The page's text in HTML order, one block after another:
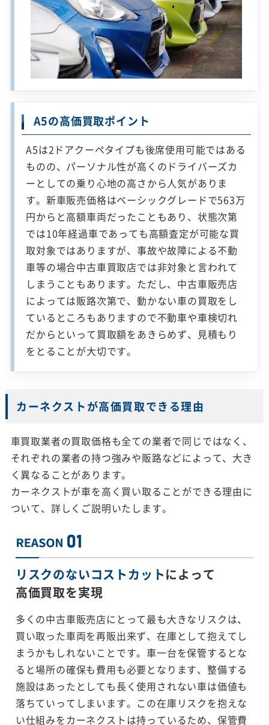
A5の高価買取ポイント
A5は2ドアクーペタイプも後席使用可能ではある
ものの、パーソナル性が高くのドライバーズカ
ーとしての乗り心地の高さから人気がありま
す。新車販売価格はベーシックグレードで563万
円からと高額車両だったこともあり、状態次第
では10年経過車であっても高額査定が可能な買
取対象ではありますが、事故や故障による不動
車等の場合中古車買取店では非対象と言われて
しまうこともあります。ただし、中古車販売店
によっては販路次第で、動かない車の買取をし
ているところもありますので不動車や車検切れ
だからといって買取額をあきらめず、見積もり
をとることが大切です。
カーネクストが高価買取できる理由
車買取業者の買取価格も全ての業者で同じではなく、
それぞれの業者の持つ強みや販路などによって、大き
く異なることがあります。
カーネクストが車を高く買い取ることができる理由に
ついて、詳しくご説明いたします。
リスクのないコストカットによって
高価買取を実現
多くの中古車販売店にとって最も大きなリスクは、
買い取った車両を再販出来ず、在庫として抱えてし
まうかもしれないことです。車一台を保管するとな
ると場所の確保も費用も必要となります、整備する
施設はあったとしても長く使用されない車は価値も
落ちていってしまいます。この在庫リスクを抱えな
い仕組みをカーネクストは持っているため、保管費